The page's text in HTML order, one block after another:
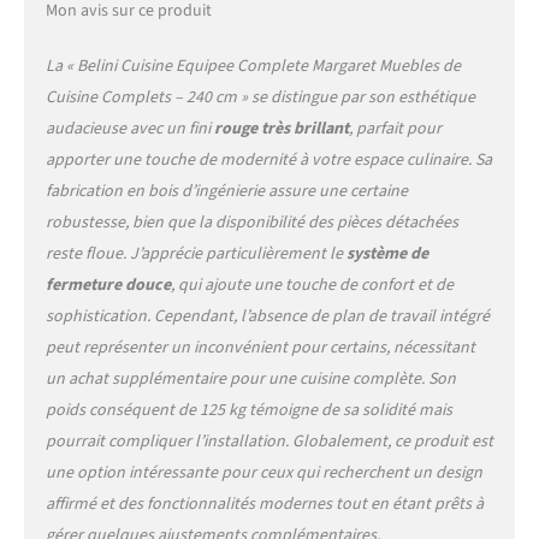
et abattants. Testés jusqu’à
60 000 cycles pour une
durabilité maximale.
SYSTÈME NEXUS RANGE-
COUVERTS &
ORGANISATION –
couverts en polymère ABS
robuste pour une visibilité
optimale et une utilisation
efficace de l’espace. Design
ergonomique pour un usage
confortable et une
organisation parfaite au
quotidien. SYSTÈME DE
PROTECTION NEXUS PRO++
& LONGÉVITÉ – Les chants
en polymère ABS résistants
protègent toutes les arêtes
Mon avis sur ce produit
La « Belini Cuisine Equipee Complete Margaret Muebles de
Cuisine Complets – 240 cm » se distingue par son esthétique
audacieuse avec un finirouge très brillant, parfait pour
apporter une touche de modernité à votre espace culinaire. Sa
fabrication en bois d’ingénierie assure une certaine
robustesse, bien que la disponibilité des pièces détachées
reste floue. J’apprécie particulièrement lesystème de
fermeture douce, qui ajoute une touche de confort et de
sophistication. Cependant, l’absence de plan de travail intégré
peut représenter un inconvénient pour certains, nécessitant
un achat supplémentaire pour une cuisine complète. Son
poids conséquent de 125 kg témoigne de sa solidité mais
pourrait compliquer l’installation. Globalement, ce produit est
une option intéressante pour ceux qui recherchent un design
affirmé et des fonctionnalités modernes tout en étant prêts à